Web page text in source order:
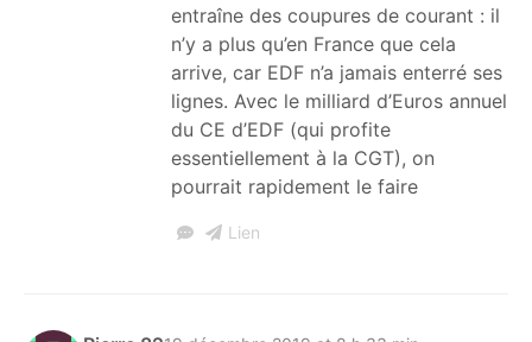
entraîne des coupures de courant : il
n’y a plus qu’en France que cela
arrive, car EDF n’a jamais enterré ses
lignes. Avec le milliard d’Euros annuel
du CE d’EDF (qui profite
essentiellement à la CGT), on
pourrait rapidement le faire
Lien